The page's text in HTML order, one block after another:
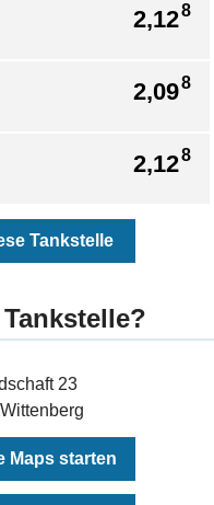
2,128
2,098
2,128
Tankstelle
23
Maps starten